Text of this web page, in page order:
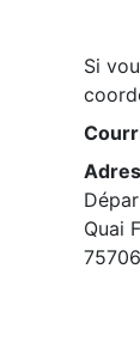
Si
Quai